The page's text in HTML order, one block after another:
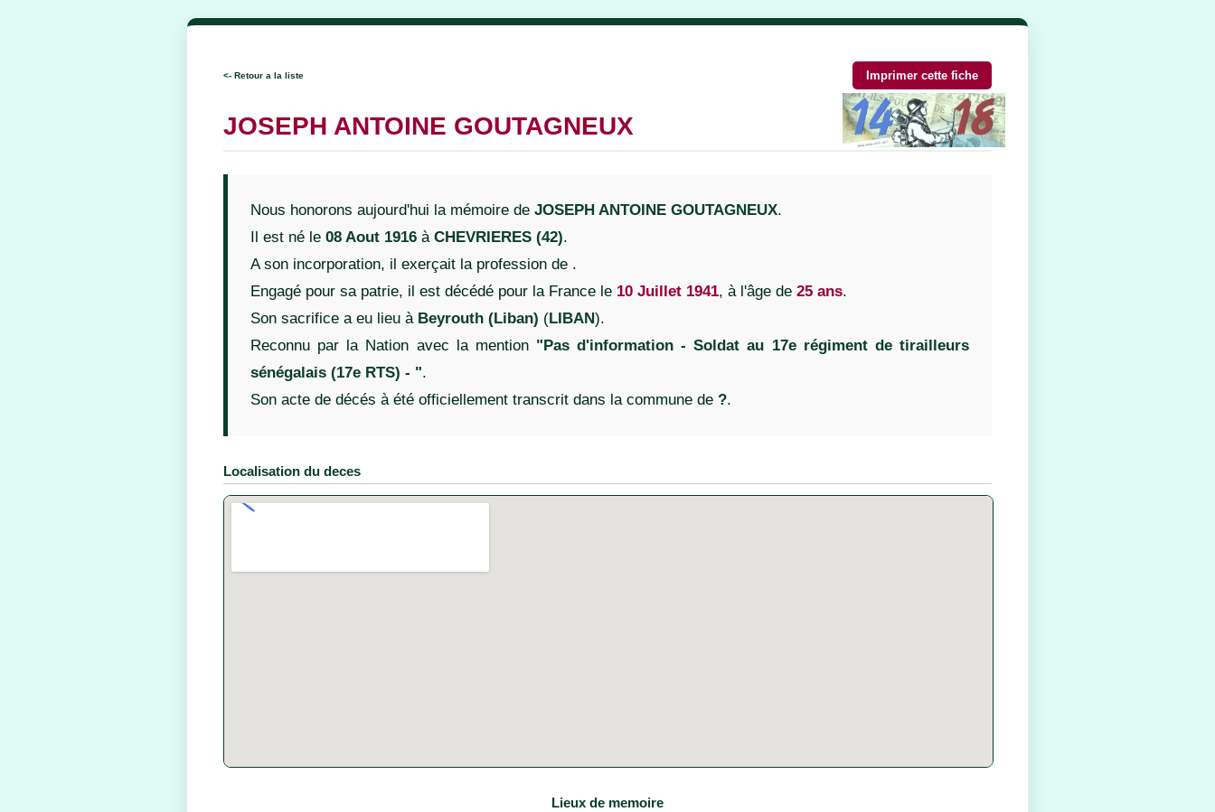
<- Retour a la liste Imprimer cette fiche
JOSEPH ANTOINE GOUTAGNEUX
Nous honorons aujourd'hui la mémoire de JOSEPH ANTOINE GOUTAGNEUX.
Il est né le 08 Aout 1916 à CHEVRIERES (42).
A son incorporation, il exerçait la profession de .
Engagé pour sa patrie, il est décédé pour la France le 10 Juillet 1941, à l'âge de 25 ans.
Son sacrifice a eu lieu à Beyrouth (Liban) (LIBAN).
Reconnu par la Nation avec la mention "Pas d'information - Soldat au 17e régiment de tirailleurs
sénégalais (17e RTS) - ".
Son acte de décés à été officiellement transcrit dans la commune de ?.
Localisation du deces
Lieux de memoire